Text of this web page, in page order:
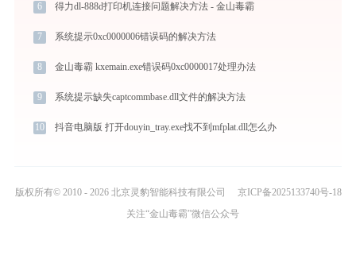
6 得力dl-888d打印机连接问题解决方法 - 金山毒霸
7 系统提示0xc0000006错误码的解决方法
8 金山毒霸 kxemain.exe错误码0xc0000017处理办法
9 系统提示缺失captcommbase.dll文件的解决方法
10 抖音电脑版 打开douyin_tray.exe找不到mfplat.dll怎么办
版权所有© 2010 - 2026 北京灵豹智能科技有限公司
京ICP备2025133740号-18
关注“金山毒霸”微信公众号